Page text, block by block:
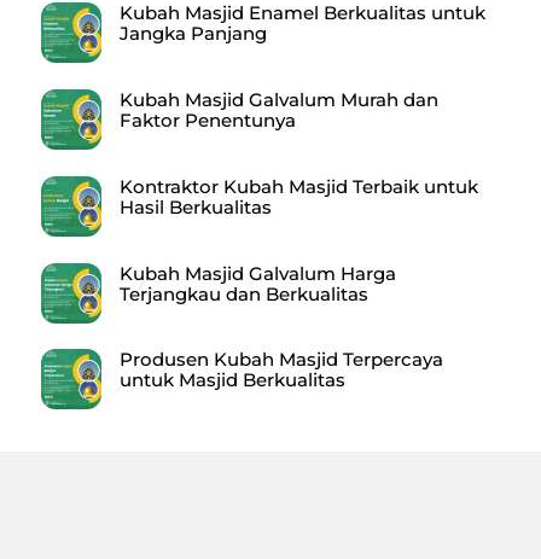
Kubah Masjid Enamel Berkualitas untuk
Jangka Panjang
Kubah Masjid Galvalum Murah dan
Faktor Penentunya
Kontraktor Kubah Masjid Terbaik untuk
Hasil Berkualitas
Kubah Masjid Galvalum Harga
Terjangkau dan Berkualitas
Produsen Kubah Masjid Terpercaya
untuk Masjid Berkualitas